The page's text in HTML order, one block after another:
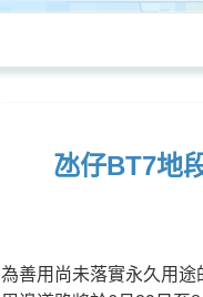
氹仔BT7地
為善用尚未落實永久用